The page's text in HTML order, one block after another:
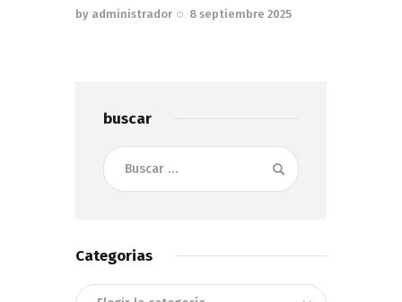
by administrador 8 septiembre 2025
buscar
Buscar:
Categorias
Categorias